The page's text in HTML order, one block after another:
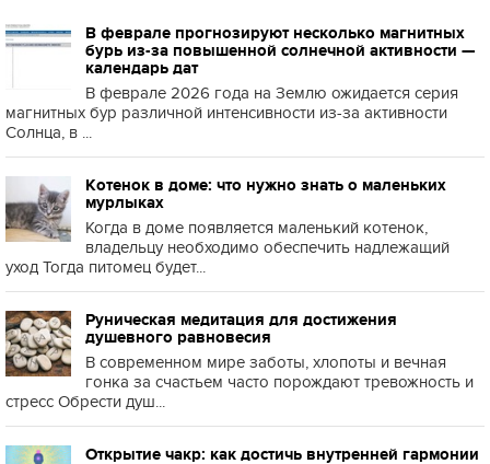
В феврале прогнозируют несколько магнитных
бурь из-за повышенной солнечной активности —
календарь дат
В феврале 2026 года на Землю ожидается серия
магнитных бур различной интенсивности из-за активности
Солнца, в ...
Котенок в доме: что нужно знать о маленьких
мурлыках
Когда в доме появляется маленький котенок,
владельцу необходимо обеспечить надлежащий
уход Тогда питомец будет...
Руническая медитация для достижения
душевного равновесия
В современном мире заботы, хлопоты и вечная
гонка за счастьем часто порождают тревожность и
стресс Обрести душ...
Открытие чакр: как достичь внутренней гармонии